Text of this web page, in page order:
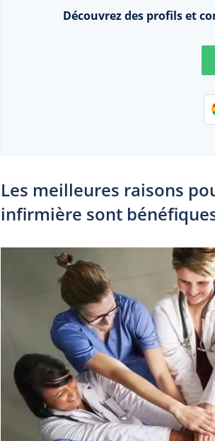
Découvrez des profils et
Les meilleures raisons
infirmière sont